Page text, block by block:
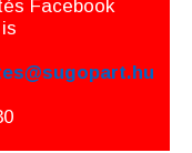
Facebook